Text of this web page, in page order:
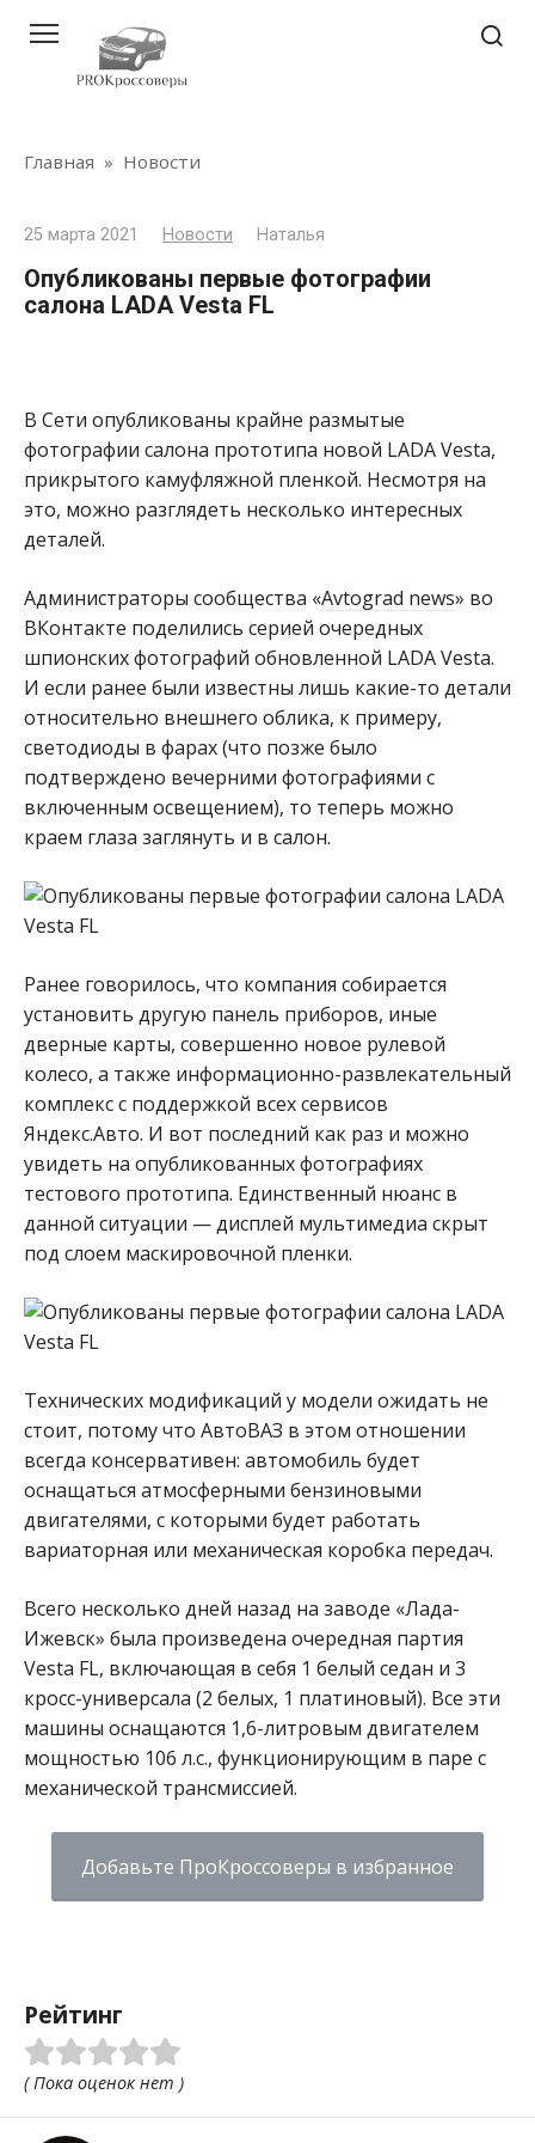
контенту
Главная » Новости
25 марта 2021 Новости Наталья
Опубликованы первые фотографии
салона LADA Vesta FL
В Сети опубликованы крайне размытые
фотографии салона прототипа новой LADA Vesta,
прикрытого камуфляжной пленкой. Несмотря на
это, можно разглядеть несколько интересных
деталей.
Администраторы сообщества «Avtograd news» во
ВКонтакте поделились серией очередных
шпионских фотографий обновленной LADA Vesta.
И если ранее были известны лишь какие-то детали
относительно внешнего облика, к примеру,
светодиоды в фарах (что позже было
подтверждено вечерними фотографиями с
включенным освещением), то теперь можно
краем глаза заглянуть и в салон.
Ранее говорилось, что компания собирается
установить другую панель приборов, иные
дверные карты, совершенно новое рулевой
колесо, а также информационно-развлекательный
комплекс с поддержкой всех сервисов
Яндекс.Авто. И вот последний как раз и можно
увидеть на опубликованных фотографиях
тестового прототипа. Единственный нюанс в
данной ситуации — дисплей мультимедиа скрыт
под слоем маскировочной пленки.
Технических модификаций у модели ожидать не
стоит, потому что АвтоВАЗ в этом отношении
всегда консервативен: автомобиль будет
оснащаться атмосферными бензиновыми
двигателями, с которыми будет работать
вариаторная или механическая коробка передач.
Всего несколько дней назад на заводе «Лада-
Ижевск» была произведена очередная партия
Vesta FL, включающая в себя 1 белый седан и 3
кросс-универсала (2 белых, 1 платиновый). Все эти
машины оснащаются 1,6-литровым двигателем
мощностью 106 л.с., функционирующим в паре с
механической трансмиссией.
Добавьте ПроКроссоверы в избранное
Рейтинг
( Пока оценок нет )